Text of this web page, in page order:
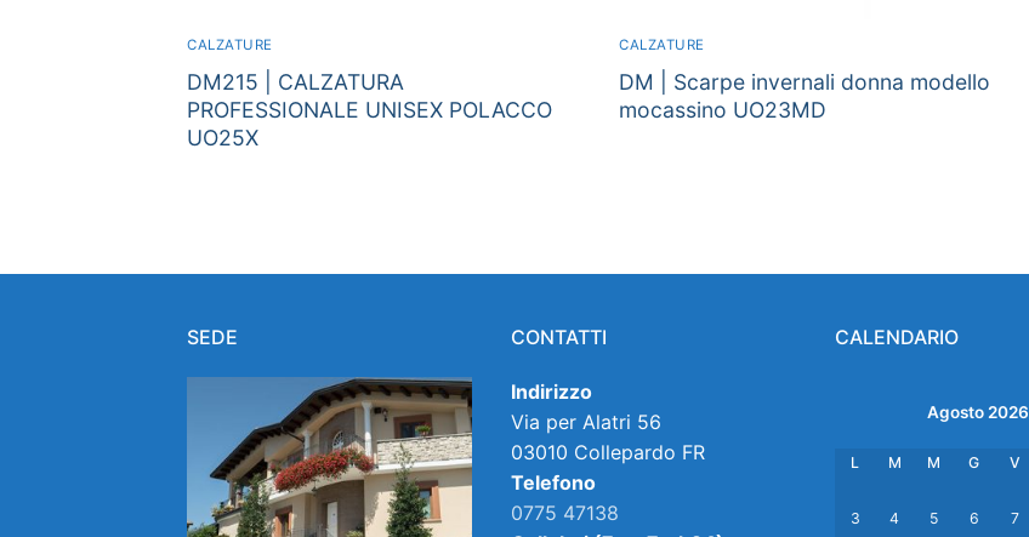
CALZATURE
DM215 | CALZATURA
PROFESSIONALE UNISEX POLACCO
UO25X
CALZATURE
DM | Scarpe invernali donna modello
mocassino UO23MD
SEDE CONTATTI
Indirizzo
Via per Alatri 56
03010 Collepardo FR
Telefono
0775 47138
CALENDARIO
Agosto 2026
L M M G V
3
4 5 6 7